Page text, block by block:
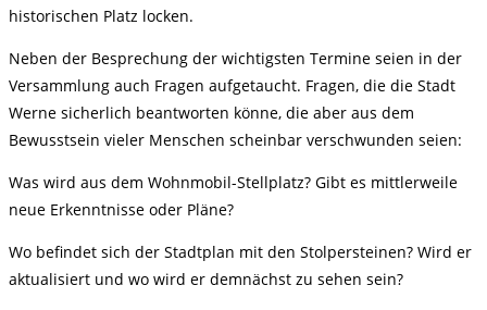
historischen Platz locken.
Neben der Besprechung der wichtigsten Termine seien in der
Versammlung auch Fragen aufgetaucht. Fragen, die die Stadt
Werne sicherlich beantworten könne, die aber aus dem
Bewusstsein vieler Menschen scheinbar verschwunden seien:
Was wird aus dem Wohnmobil-Stellplatz? Gibt es mittlerweile
neue Erkenntnisse oder Pläne?
Wo befindet sich der Stadtplan mit den Stolpersteinen? Wird er
aktualisiert und wo wird er demnächst zu sehen sein?